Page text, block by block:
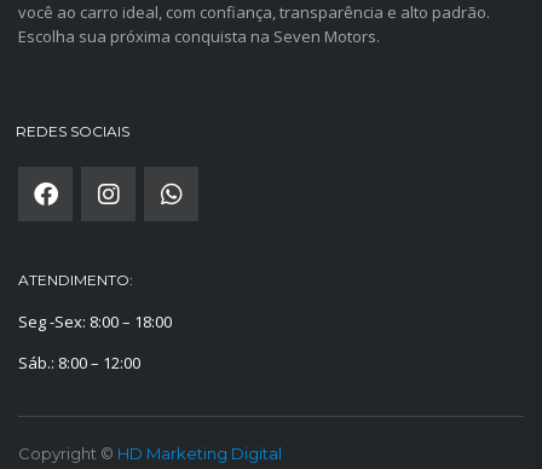
você ao carro ideal, com confiança, transparência e alto padrão.
Escolha sua próxima conquista na Seven Motors.
REDES SOCIAIS
ATENDIMENTO:
Seg -Sex: 8:00 – 18:00
Sáb.: 8:00 – 12:00
Copyright © HD Marketing Digital